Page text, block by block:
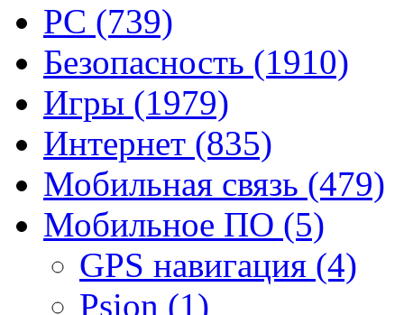
PC (739)
Безопасность (1910)
Игры (1979)
Интернет (835)
Мобильная связь (479)
Мобильное ПО (5)
GPS навигация (4)
Psion (1)